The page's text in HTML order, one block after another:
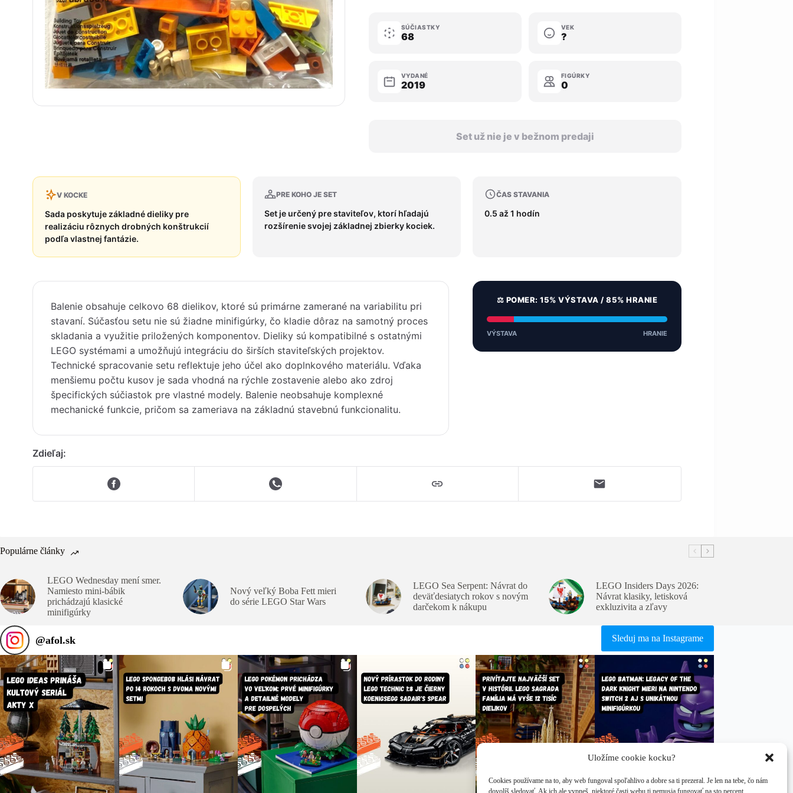
Uložíme cookie kocku?
Cookies používame na to, aby web fungoval spoľahlivo a dobre sa ti prezeral. Je len na tebe, čo nám
dovolíš sledovať. Ak ich ale vypneš, niektoré časti webu ti nemusia fungovať na sto percent.
SÚČIASTKY
68
VEK
?
VYDANÉ
2019
FIGÚRKY
0
Set už nie je v bežnom predaji
V KOCKE
Sada poskytuje základné dieliky pre
realizáciu rôznych drobných konštrukcií
podľa vlastnej fantázie.
PRE KOHO JE SET
Set je určený pre staviteľov, ktorí hľadajú
rozšírenie svojej základnej zbierky kociek.
ČAS STAVANIA
0.5 až 1 hodín
Balenie obsahuje celkovo 68 dielikov, ktoré sú primárne zamerané na variabilitu pri
stavaní. Súčasťou setu nie sú žiadne minifigúrky, čo kladie dôraz na samotný proces
skladania a využitie priložených komponentov. Dieliky sú kompatibilné s ostatnými
LEGO systémami a umožňujú integráciu do širších staviteľských projektov.
Technické spracovanie setu reflektuje jeho účel ako doplnkového materiálu. Vďaka
menšiemu počtu kusov je sada vhodná na rýchle zostavenie alebo ako zdroj
špecifických súčiastok pre vlastné modely. Balenie neobsahuje komplexné
mechanické funkcie, pričom sa zameriava na základnú stavebnú funkcionalitu.
⚖️ POMER: 15% VÝSTAVA / 85% HRANIE
VÝSTAVA HRANIE
Zdieľaj:
Populárne články
LEGO Wednesday mení smer.
Namiesto mini-bábik
prichádzajú klasické
minifigúrky
Nový veľký Boba Fett mieri
do série LEGO Star Wars
LEGO Sea Serpent: Návrat do
deväťdesiatych rokov s novým
darčekom k nákupu
LEGO Insiders Days 2026:
Návrat klasiky, letisková
exkluzivita a zľavy
@afol.sk Sleduj ma na Instagrame